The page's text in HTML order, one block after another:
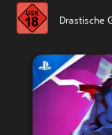
Drastische